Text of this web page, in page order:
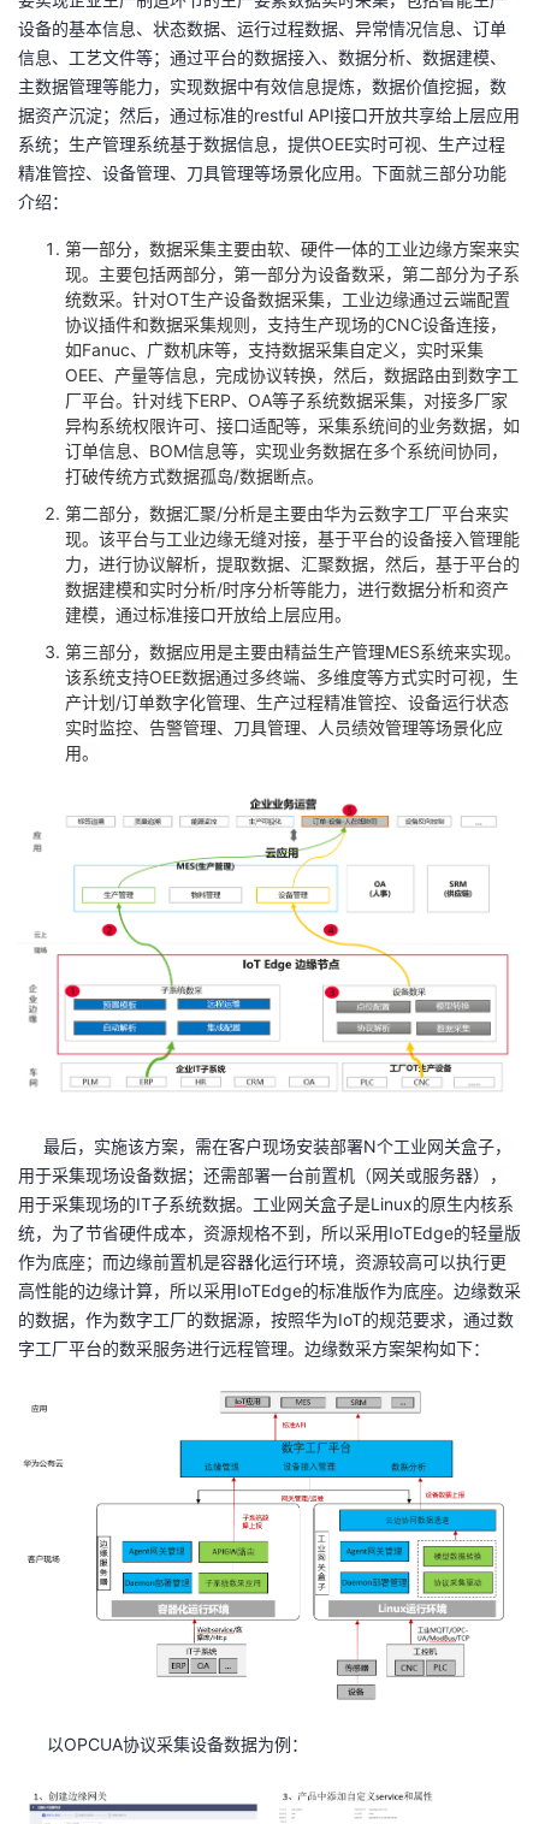
设备的基本信息、状态数据、运行过程数据、异常情况信息、订单
信息、工艺文件等；通过平台的数据接入、数据分析、数据建模、
主数据管理等能力，实现数据中有效信息提炼，数据价值挖掘，数
据资产沉淀；然后，通过标准的restful API接口开放共享给上层应用
系统；生产管理系统基于数据信息，提供OEE实时可视、生产过程
精准管控、设备管理、刀具管理等场景化应用。下面就三部分功能
介绍：
第一部分，数据采集主要由软、硬件一体的工业边缘方案来实
现。主要包括两部分，第一部分为设备数采，第二部分为子系
统数采。针对OT生产设备数据采集，工业边缘通过云端配置
协议插件和数据采集规则，支持生产现场的CNC设备连接，
如Fanuc、广数机床等，支持数据采集自定义，实时采集
OEE、产量等信息，完成协议转换，然后，数据路由到数字工
厂平台。针对线下ERP、OA等子系统数据采集，对接多厂家
异构系统权限许可、接口适配等，采集系统间的业务数据，如
订单信息、 BOM信息等，实现业务数据在多个系统间协同，
打破传统方式数据孤岛/数据断点。
第二部分，数据汇聚/分析是主要由华为云数字工厂平台来实
现。该平台与工业边缘无缝对接，基于平台的设备接入管理能
力，进行协议解析，提取数据、汇聚数据，然后，基于平台的
数据建模和实时分析/时序分析等能力，进行数据分析和资产
建模，通过标准接口开放给上层应用。
第三部分， 数据应用是主要由精益生产管理MES系统来实现。
该系统支持OEE数据通过多终端、多维度等方式实时可视，生
产计划/订单数字化管理、生产过程精准管控、设备运行状态
实时监控、告警管理、刀具管理、人员绩效管理等场景化应
用。
最后，实施该方案，需在客户现场安装部署N个工业网关盒子，
用于采集现场设备数据；还需部署一台前置机（网关或服务器），
用于采集现场的IT子系统数据。工业网关盒子是Linux的原生内核系
统，为了节省硬件成本，资源规格不到，所以采用IoTEdge的轻量版
作为底座；而边缘前置机是容器化运行环境，资源较高可以执行更
高性能的边缘计算，所以采用IoTEdge的标准版作为底座。边缘数采
的数据，作为数字工厂的数据源，按照华为IoT的规范要求，通过数
字工厂平台的数采服务进行远程管理。边缘数采方案架构如下：
以OPCUA协议采集设备数据为例：